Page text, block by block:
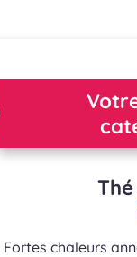
Fortes chaleurs